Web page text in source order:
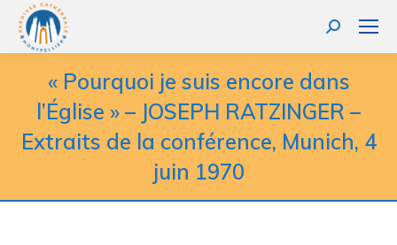
« Pourquoi je suis encore dans
l’Église » – JOSEPH RATZINGER –
Extraits de la conférence, Munich, 4
juin 1970